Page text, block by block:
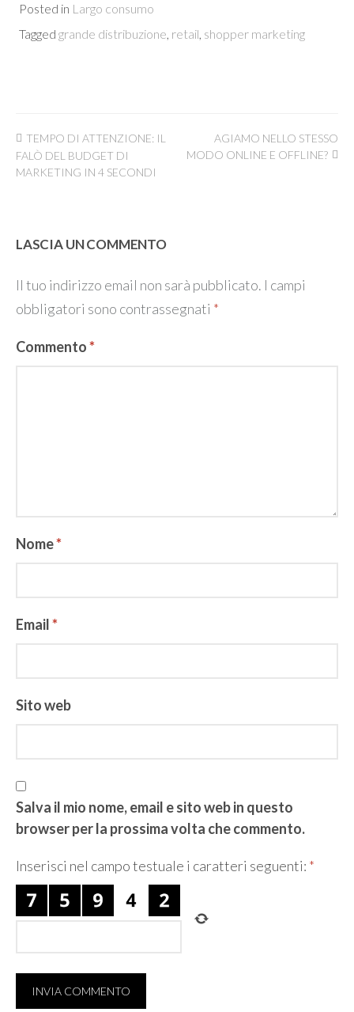
Posted in Largo consumo
Tagged grande distribuzione, retail, shopper marketing
Navigazione
articoli
TEMPO DI ATTENZIONE: IL
FALÒ DEL BUDGET DI
MARKETING IN 4 SECONDI
AGIAMO NELLO STESSO
MODO ONLINE E OFFLINE?
LASCIA UN COMMENTO
Il tuo indirizzo email non sarà pubblicato. I campi
obbligatori sono contrassegnati *
Commento*
Nome*
Email*
Sito web
Salva il mio nome, email e sito web in questo
browser per la prossima volta che commento.
Inserisci nel campo testuale i caratteri seguenti: *